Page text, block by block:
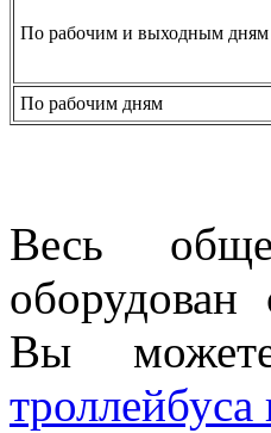
По рабочим и выходным дням
По рабочим дням
Весь
Вы